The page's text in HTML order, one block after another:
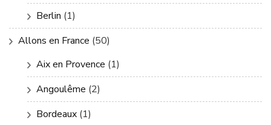
Berlin (1)
Allons en France (50)
Aix en Provence (1)
Angoulême (2)
Bordeaux (1)